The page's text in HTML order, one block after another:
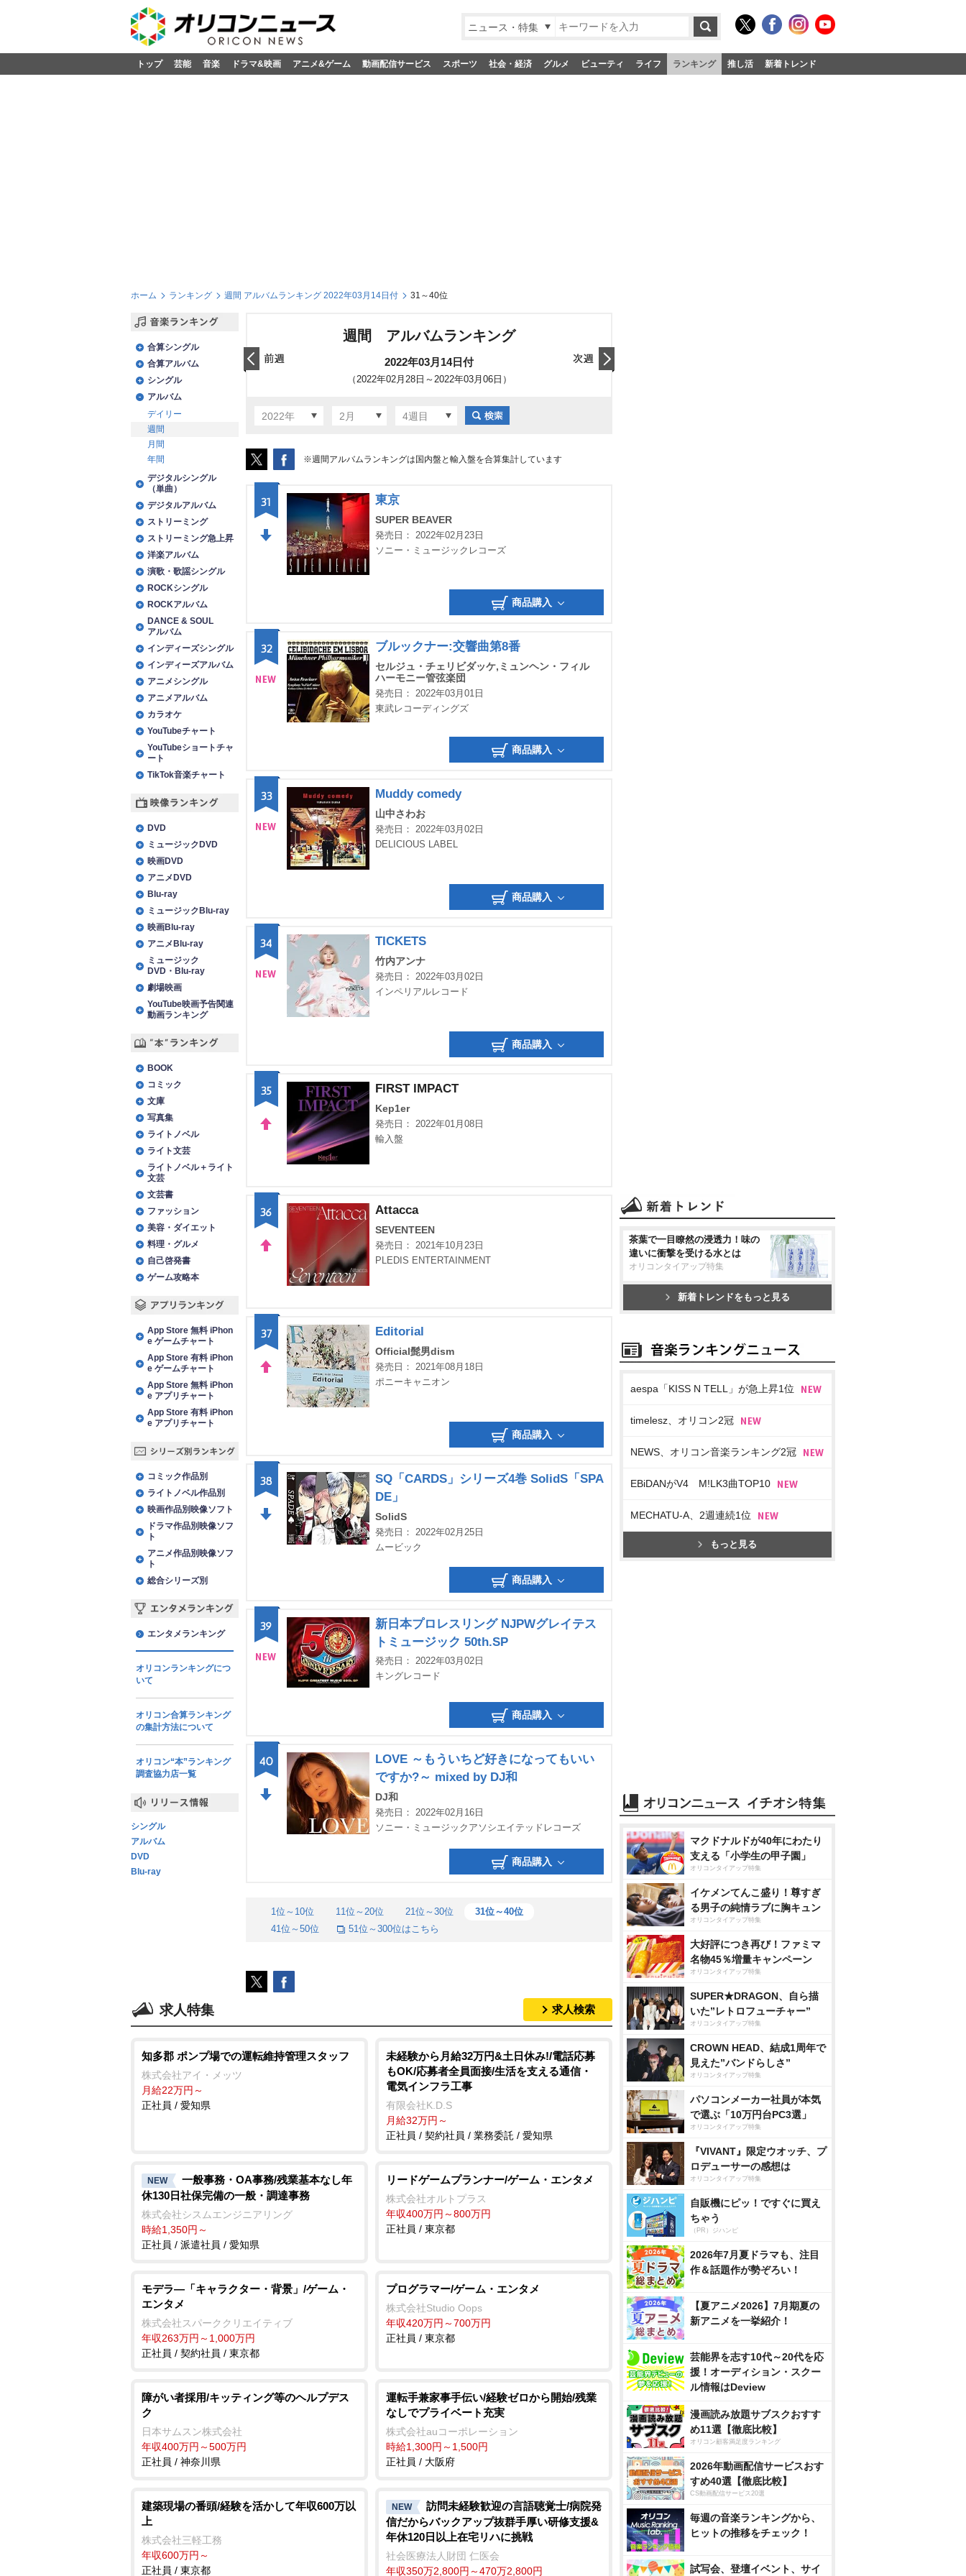
ニュース・特集
トップ 芸能 音楽 ドラマ&映画 アニメ&ゲーム 動画配信サービス スポーツ 社会・経済 グルメ ビューティ ライフ ランキング 推し活 新着トレンド
ホーム ランキング 週間 アルバムランキング 2022年03月14日付 31～40位
週間 アルバムランキング
2022年03月14日付
（2022年02月28日～2022年03月06日）
2022年 2月 4週目
※週間アルバムランキングは国内盤と輸入盤を合算集計しています
31 東京
SUPER BEAVER
発売日： 2022年02月23日
ソニー・ミュージックレコーズ
商品購入
32 ブルックナー:交響曲第8番
セルジュ・チェリビダッケ,ミュンヘン・フィル
ハーモニー管弦楽団
発売日： 2022年03月01日
東武レコーディングズ
商品購入
33 Muddy comedy
山中さわお
発売日： 2022年03月02日
DELICIOUS LABEL
商品購入
34 TICKETS
竹内アンナ
発売日： 2022年03月02日
インペリアルレコード
商品購入
35 FIRST IMPACT
Kep1er
発売日： 2022年01月08日
輸入盤
36 Attacca
SEVENTEEN
発売日： 2021年10月23日
PLEDIS ENTERTAINMENT
37 Editorial
Official髭男dism
発売日： 2021年08月18日
ポニーキャニオン
商品購入
38
SQ「CARDS」シリーズ4巻 SolidS「SPA
DE」
SolidS
発売日： 2022年02月25日
ムービック
商品購入
39
新日本プロレスリング NJPWグレイテス
トミュージック 50th.SP
発売日： 2022年03月02日
キングレコード
商品購入
40
LOVE ～もういちど好きになってもいい
ですか?～ mixed by DJ和
DJ和
発売日： 2022年02月16日
ソニー・ミュージックアソシエイテッドレコーズ
商品購入
1位～10位 11位～20位 21位～30位
31位～40位
41位～50位
51位～300位はこちら
合算シングル
合算アルバム
シングル
アルバム
デイリー
週間
月間
年間
デジタルシングル
（単曲）
デジタルアルバム
ストリーミング
ストリーミング急上昇
洋楽アルバム
演歌・歌謡シングル
ROCKシングル
ROCKアルバム
DANCE & SOUL
アルバム
インディーズシングル
インディーズアルバム
アニメシングル
アニメアルバム
カラオケ
YouTubeチャート
YouTubeショートチャ
ート
TikTok音楽チャート
DVD
ミュージックDVD
映画DVD
アニメDVD
Blu-ray
ミュージックBlu-ray
映画Blu-ray
アニメBlu-ray
ミュージック
DVD・Blu-ray
劇場映画
YouTube映画予告関連
動画ランキング
BOOK
コミック
文庫
写真集
ライトノベル
ライト文芸
ライトノベル＋ライト
文芸
文芸書
ファッション
美容・ダイエット
料理・グルメ
自己啓発書
ゲーム攻略本
App Store 無料 iPhon
e ゲームチャート
App Store 有料 iPhon
e ゲームチャート
App Store 無料 iPhon
e アプリチャート
App Store 有料 iPhon
e アプリチャート
コミック作品別
ライトノベル作品別
映画作品別映像ソフト
ドラマ作品別映像ソフ
ト
アニメ作品別映像ソフ
ト
総合シリーズ別
エンタメランキング
オリコンランキングにつ
いて
オリコン合算ランキング
の集計方法について
オリコン“本”ランキング
調査協力店一覧
シングル
アルバム
DVD
Blu-ray
求人特集 求人検索
知多郡 ポンプ場での運転維持管理スタッフ
株式会社アイ・メッツ
月給22万円～
正社員 / 愛知県
未経験から月給32万円&土日休み!/電話応募
もOK/応募者全員面接/生活を支える通信・
電気インフラ工事
有限会社K.D.S
月給32万円～
正社員 / 契約社員 / 業務委託 / 愛知県
NEW
一般事務・OA事務/残業基本なし年
休130日社保完備の一般・調達事務
株式会社シスムエンジニアリング
時給1,350円～
正社員 / 派遣社員 / 愛知県
リードゲームプランナー/ゲーム・エンタメ
株式会社オルトプラス
年収400万円～800万円
正社員 / 東京都
モデラ―「キャラクター・背景」/ゲーム・
エンタメ
株式会社スパーククリエイティブ
年収263万円～1,000万円
正社員 / 契約社員 / 東京都
プログラマー/ゲーム・エンタメ
株式会社Studio Oops
年収420万円～700万円
正社員 / 東京都
障がい者採用/キッティング等のヘルプデス
ク
日本サムスン株式会社
年収400万円～500万円
正社員 / 神奈川県
運転手兼家事手伝い/経験ゼロから開始/残業
なしでプライベート充実
株式会社auコーポレーション
時給1,300円～1,500円
正社員 / 大阪府
建築現場の番頭/経験を活かして年収600万以
上
株式会社三軽工務
年収600万円～
正社員 / 東京都
NEW
訪問未経験歓迎の言語聴覚士/病院発
信だからバックアップ抜群手厚い研修支援&
年休120日以上在宅リハに挑戦
社会医療法人財団 仁医会
年収350万2,800円～470万2,800円
茶葉で一目瞭然の浸透力！味の
違いに衝撃を受ける水とは
オリコンタイアップ特集
新着トレンドをもっと見る
aespa「KISS N TELL」が急上昇1位
timelesz、オリコン2冠
NEWS、オリコン音楽ランキング2冠
EBiDANがV4 M!LK3曲TOP10
MECHATU-A、2週連続1位
もっと見る
マクドナルドが40年にわたり
支える「小学生の甲子園」
オリコンタイアップ特集
イケメンてんこ盛り！尊すぎ
る男子の純情ラブに胸キュン
オリコンタイアップ特集
大好評につき再び！ファミマ
名物45％増量キャンペーン
オリコンタイアップ特集
SUPER★DRAGON、自ら描
いた”レトロフューチャー”
オリコンタイアップ特集
CROWN HEAD、結成1周年で
見えた”バンドらしさ”
オリコンタイアップ特集
パソコンメーカー社員が本気
で選ぶ「10万円台PC3選」
オリコンタイアップ特集
『VIVANT』限定ウオッチ、プ
ロデューサーの感想は
オリコンタイアップ特集
自販機にピッ！ですぐに買え
ちゃう
（PR）ジハンピ
2026年7月夏ドラマも、注目
作＆話題作が勢ぞろい！
【夏アニメ2026】7月期夏の
新アニメを一挙紹介！
芸能界を志す10代～20代を応
援！オーディション・スクー
ル情報はDeview
漫画読み放題サブスクおすす
め11選【徹底比較】
オリコン顧客満足度ランキング
2026年動画配信サービスおす
すめ40選【徹底比較】
CS動画配信サービス20選
毎週の音楽ランキングから、
ヒットの推移をチェック！
試写会、登壇イベント、サイ